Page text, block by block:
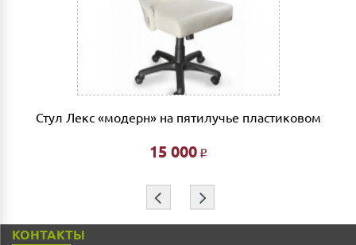
лифта 200 руб/этаж.
Сборка мебели рассчитывается автоматически при
совершении заказа в интернет магазине и является
фиксированной- 3% от стоимости заказа.
Дата доставки, выгрузки и сборки обговаривается
индивидуально.
Ждем Вас в нашем салоне и желаем Вам приятных
⇦
Стул Лекс «модерн» на пятилучье пластиковом
15 000 Р
⇨
КОНТАКТЫ